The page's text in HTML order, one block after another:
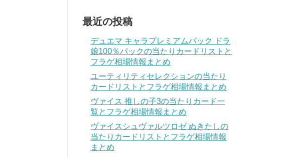
最近の投稿
デュエマ キャラプレミアムパック ドラ
娘100％パックの当たりカードリストと
フラゲ相場情報まとめ
ユーティリティセレクションの当たり
カードリストとフラゲ相場情報まとめ
ヴァイス 推しの子3の当たりカード一
覧とフラゲ相場情報まとめ
ヴァイスシュヴァルツロゼ ぬきたしの
当たりカードリストとフラゲ相場情報
まとめ